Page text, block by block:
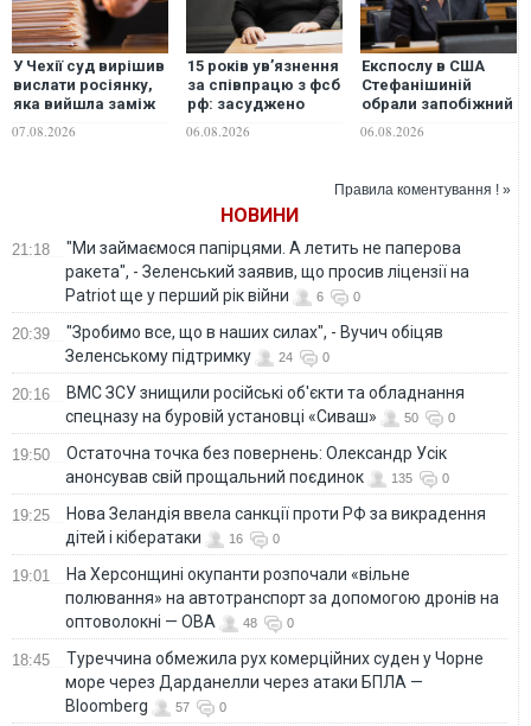
У Чехії суд вирішив
вислати росіянку,
яка вийшла заміж
за чеха по
телефону
07.08.2026
15 років ув’язнення
за співпрацю з фсб
рф: засуджено
священнослужителя
УПЦ (МП)
06.08.2026
Експослу в США
Стефанішиній
обрали запобіжний
захід
06.08.2026
Правила коментування ! »
НОВИНИ
21:18
"Ми займаємося папірцями. А летить не паперова
ракета", - Зеленський заявив, що просив ліцензії на
Patriot ще у перший рік війни
6 0
20:39
"Зробимо все, що в наших силах", - Вучич обіцяв
Зеленському підтримку
24 0
20:16
ВМС ЗСУ знищили російські об'єкти та обладнання
спецназу на буровій установці «Сиваш»
50 0
19:50
Остаточна точка без повернень: Олександр Усік
анонсував свій прощальний поєдинок
135 0
19:25
Нова Зеландія ввела санкції проти РФ за викрадення
дітей і кібератаки
16 0
19:01
На Херсонщині окупанти розпочали «вільне
полювання» на автотранспорт за допомогою дронів на
оптоволокні — ОВА
48 0
18:45
Туреччина обмежила рух комерційних суден у Чорне
море через Дарданелли через атаки БПЛА —
Bloomberg
57 0